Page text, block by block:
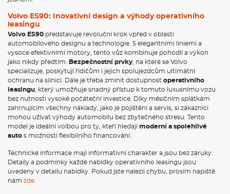
Volvo ES90: Inovativní design a výhody operativního
leasingu
Volvo ES90 představuje revoluční krok vpřed v oblasti
automobilového designu a technologie. S elegantními liniemi a
vysoce efektivními motory, tento vůz kombinuje pohodlí a výkon
jako nikdy předtím.
Bezpečnostní prvky , na které se Volvo
specializuje, poskytují řidičům i jejich spolujezdcům ultimátní
ochranu na silnici. Dále je třeba zmínit dostupnost operativního
leasingu , který umožňuje snadný přístup k tomuto luxusnímu vozu
bez nutnosti vysoké počáteční investice. Díky měsíčním splátkám
zahrnujícím všechny náklady, jako je pojištění a servis, si zákazníci
mohou užívat výhody automobilu bez zbytečného stresu. Tento
model je ideální volbou pro ty, kteří hledajímoderní a spolehlivé
auto s možností flexibilního financování.
Technické informace mají informativní charakter a jsou bez záruky.
Detaily a podmínky každé nabídky operativního leasingu jsou
uvedeny v detailu nabídky. Pokud jste nalezli chybu, prosím napiště
nám zde.